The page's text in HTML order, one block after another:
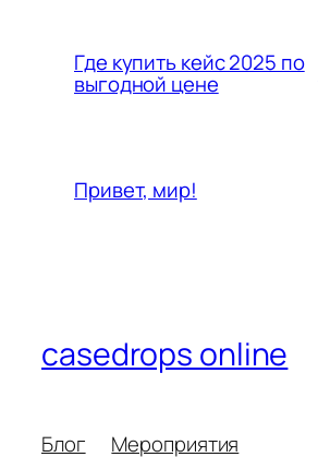
Где купить кейс 2025 по
выгодной цене
Привет, мир!
casedrops online
Блог
Мероприятия